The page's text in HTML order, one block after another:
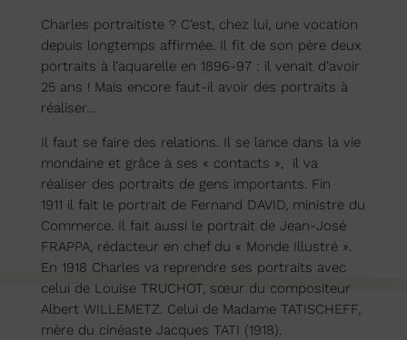
Charles portraitiste ? C’est, chez lui, une vocation
depuis longtemps affirmée. Il fit de son père deux
portraits à l’aquarelle en 1896-97 : il venait d’avoir
25 ans ! Mais encore faut-il avoir des portraits à
réaliser…
Il faut se faire des relations. Il se lance dans la vie
mondaine et grâce à ses « contacts », il va
réaliser des portraits de gens importants. Fin
1911 il fait le portrait de Fernand DAVID, ministre du
Commerce. Il fait aussi le portrait de Jean-José
FRAPPA, rédacteur en chef du « Monde Illustré ».
En 1918 Charles va reprendre ses portraits avec
celui de Louise TRUCHOT, sœur du compositeur
Albert WILLEMETZ. Celui de Madame TATISCHEFF,
mère du cinéaste Jacques TATI (1918).